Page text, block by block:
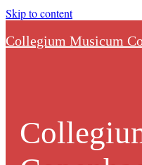
Skip to content
Collegium Musicum